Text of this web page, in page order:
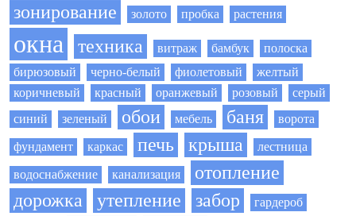
зонирование золото пробка растения
окна техника витраж бамбук
полоска
бирюзовый
черно-белый фиолетовый
желтый
коричневый
красный оранжевый розовый
серый
синий
зеленый обои мебель баня ворота
фундамент каркас печь крыша лестница
водоснабжение канализация
отопление
дорожка
утепление забор гардероб